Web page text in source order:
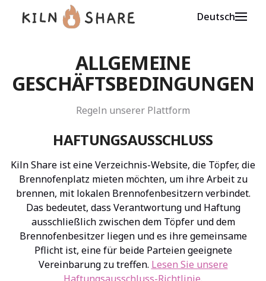
Deutsch
ALLGEMEINE
GESCHÄFTSBEDINGUNGEN
Regeln unserer Plattform
HAFTUNGSAUSSCHLUSS
Kiln Share ist eine Verzeichnis-Website, die Töpfer, die
Brennofenplatz mieten möchten, um ihre Arbeit zu
brennen, mit lokalen Brennofenbesitzern verbindet.
Das bedeutet, dass Verantwortung und Haftung
ausschließlich zwischen dem Töpfer und dem
Brennofenbesitzer liegen und es ihre gemeinsame
Pflicht ist, eine für beide Parteien geeignete
Vereinbarung zu treffen. Lesen Sie unsere